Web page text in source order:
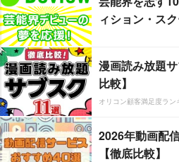
ィション・ス
漫画読み放題
比較】
オリコン顧客満足度ラン
2026年動画配
【徹底比較】